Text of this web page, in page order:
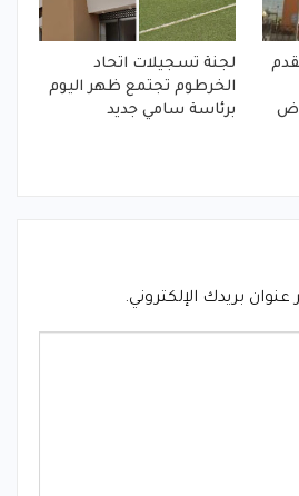
لجنة تسجيلات اتحاد
الخرطوم تجتمع ظهر اليوم
برئاسة سامي جديد
بريدك الإلكتروني.